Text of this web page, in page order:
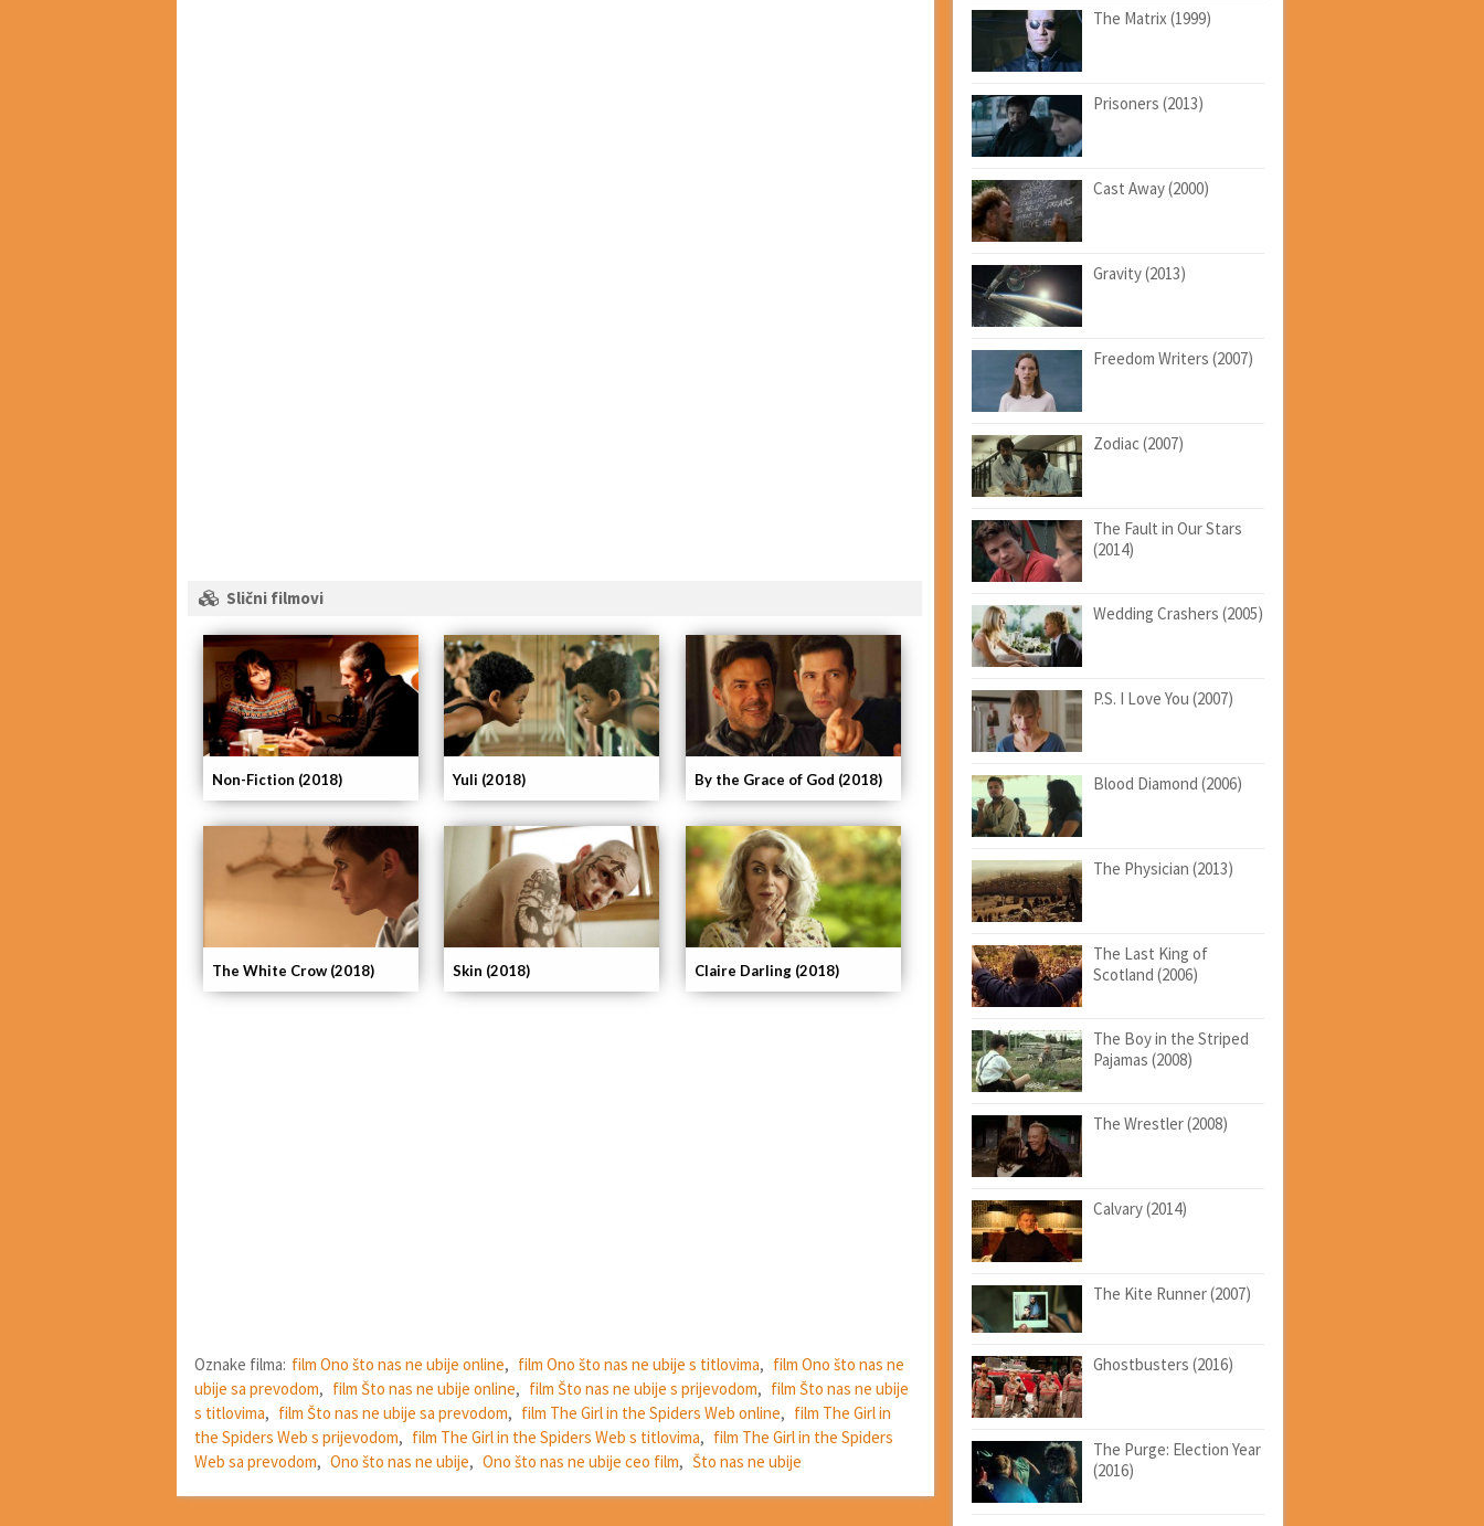
Slični filmovi
Claire Darling (2018)
Skin (2018)
The White Crow (2018)
By the Grace of God (2018)
Yuli (2018)
Non-Fiction (2018)
Oznake filma: film Ono što nas ne ubije online, film Ono što nas ne ubije s titlovima, film Ono što nas ne
ubije sa prevodom, film Što nas ne ubije online, film Što nas ne ubije s prijevodom, film Što nas ne ubije
s titlovima, film Što nas ne ubije sa prevodom, film The Girl in the Spiders Web online, film The Girl in
the Spiders Web s prijevodom, film The Girl in the Spiders Web s titlovima, film The Girl in the Spiders
Web sa prevodom, Ono što nas ne ubije, Ono što nas ne ubije ceo film, Što nas ne ubije
The Matrix (1999)
Prisoners (2013)
Cast Away (2000)
Gravity (2013)
Freedom Writers (2007)
Zodiac (2007)
The Fault in Our Stars
(2014)
Wedding Crashers (2005)
P.S. I Love You (2007)
Blood Diamond (2006)
The Physician (2013)
The Last King of
Scotland (2006)
The Boy in the Striped
Pajamas (2008)
The Wrestler (2008)
Calvary (2014)
The Kite Runner (2007)
Ghostbusters (2016)
The Purge: Election Year
(2016)